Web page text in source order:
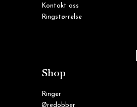
Kontakt oss
Ringstørrelse
Shop
Ringer
Øredobber